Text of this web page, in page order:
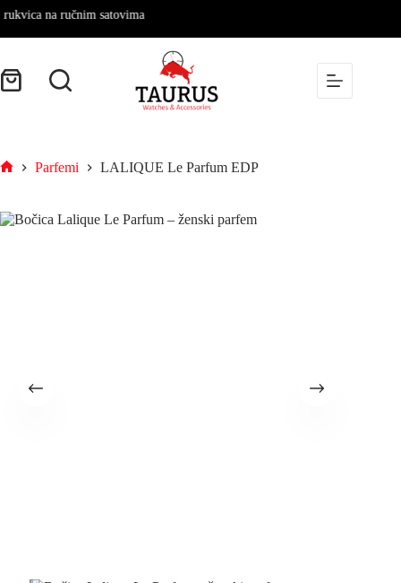
na ručnim satovima
Parfemi LALIQUE Le Parfum EDP